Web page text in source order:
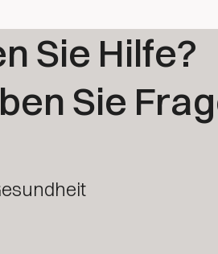
Sie Hilfe?
Sie